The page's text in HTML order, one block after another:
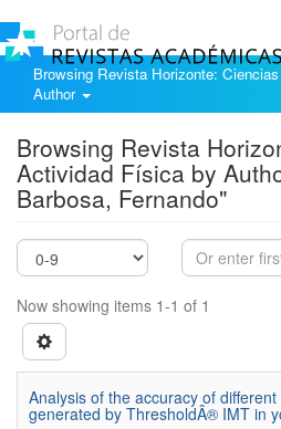
Browsing Revista Horizonte:
Author
Browsing Revista
Actividad Física by
Barbosa, Fernando"
Now showing items 1-1 of 1
Analysis of the accuracy of
generated by ThresholdÂ® IMT in